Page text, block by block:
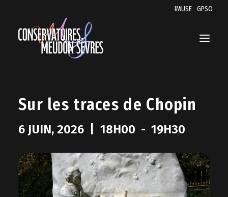
IMUSE GPSO
LES CONSERVATOIRES
THÉÂTRE
SAISON 2025-2026
Sur les traces de Chopin
6 JUIN, 2026 18H00 - 19H30